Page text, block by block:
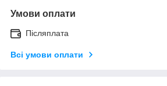
Умови оплати
Післяплата
Всі умови оплати